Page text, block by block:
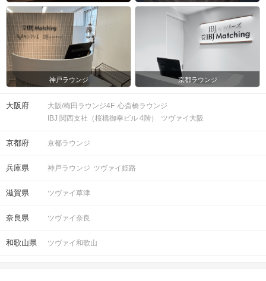
神戸ラウンジ 京都ラウンジ
大阪府 大阪/梅田ラウンジ4F 心斎橋ラウンジ
IBJ 関西支社（桜橋御幸ビル 4階）
ツヴァイ大阪
京都府 京都ラウンジ
兵庫県 神戸ラウンジ ツヴァイ姫路
滋賀県 ツヴァイ草津
奈良県 ツヴァイ奈良
和歌山県 ツヴァイ和歌山